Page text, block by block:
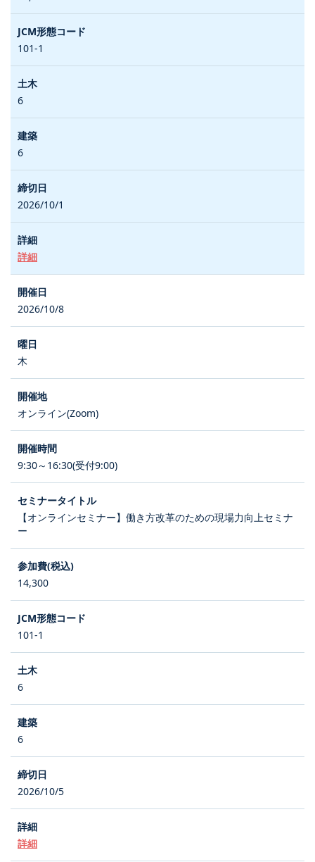
101-1
6
6
2026/10/1
詳細
2026/10/8
木
オンライン(Zoom)
9:30～16:30(受付9:00)
【オンラインセミナー】働き方改革のための現場力向上セミナ
ー
14,300
101-1
6
6
2026/10/5
詳細